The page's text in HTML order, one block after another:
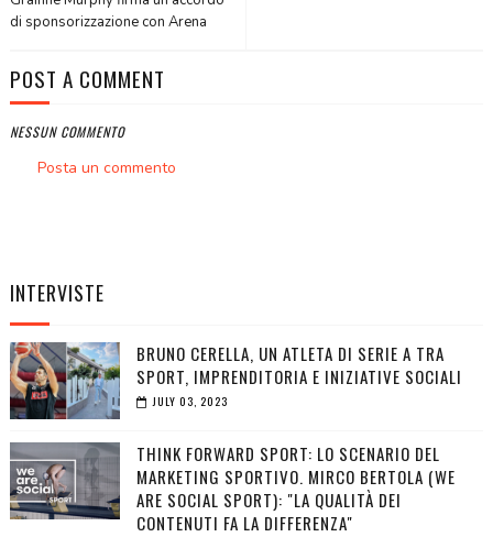
di sponsorizzazione con Arena
POST A COMMENT
NESSUN COMMENTO
Posta un commento
INTERVISTE
BRUNO CERELLA, UN ATLETA DI SERIE A TRA
SPORT, IMPRENDITORIA E INIZIATIVE SOCIALI
JULY 03, 2023
THINK FORWARD SPORT: LO SCENARIO DEL
MARKETING SPORTIVO. MIRCO BERTOLA (WE
ARE SOCIAL SPORT): "LA QUALITÀ DEI
CONTENUTI FA LA DIFFERENZA"